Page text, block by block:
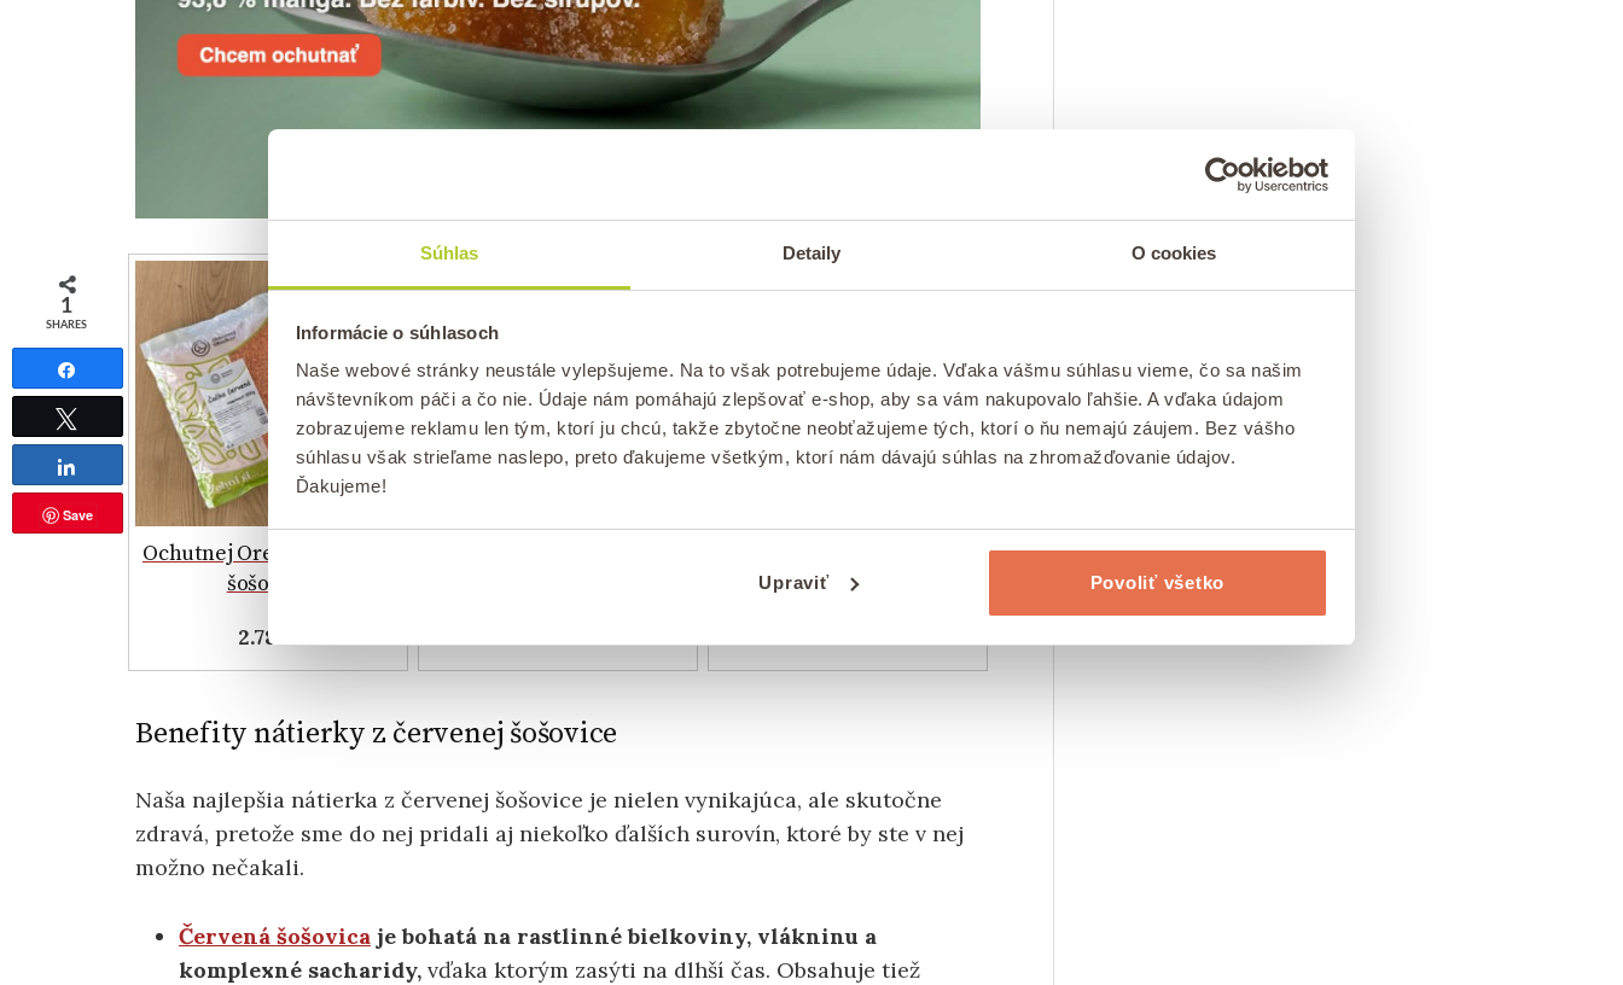
Súhlas Detaily O cookies
Informácie o súhlasoch
Naše webové stránky neustále vylepšujeme. Na to však potrebujeme údaje. Vďaka vášmu súhlasu vieme, čo sa našim
návštevníkom páči a čo nie. Údaje nám pomáhajú zlepšovať e-shop, aby sa vám nakupovalo ľahšie. A vďaka údajom
zobrazujeme reklamu len tým, ktorí ju chcú, takže zbytočne neobťažujeme tých, ktorí o ňu nemajú záujem. Bez vášho
súhlasu však strieľame naslepo, preto ďakujeme všetkým, ktorí nám dávajú súhlas na zhromažďovanie údajov.
Ďakujeme!
Upraviť Povoliť všetko
Ochutnej Orech ČERVENÁ
šošovica
2.78 €
Ochutnej Orech Kešu
natural
Natural Jihlava Ľanový
Natural
7.01 €
Benefity nátierky z červenej šošovice
Naša najlepšia nátierka z červenej šošovice je nielen vynikajúca, ale skutočne
zdravá, pretože sme do nej pridali aj niekoľko ďalších surovín, ktoré by ste v nej
možno nečakali.
Červená šošovica je bohatá na rastlinné bielkoviny, vlákninu a
komplexné sacharidy, vďaka ktorým zasýti na dlhší čas. Obsahuje tiež
1
SHARES
Save